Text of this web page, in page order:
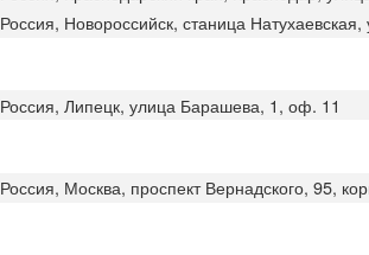
Россия, Новороссийск, станица
Россия, Липецк, улица Барашева, 1, оф. 11
Россия, Москва, проспект Вернадского, 95,